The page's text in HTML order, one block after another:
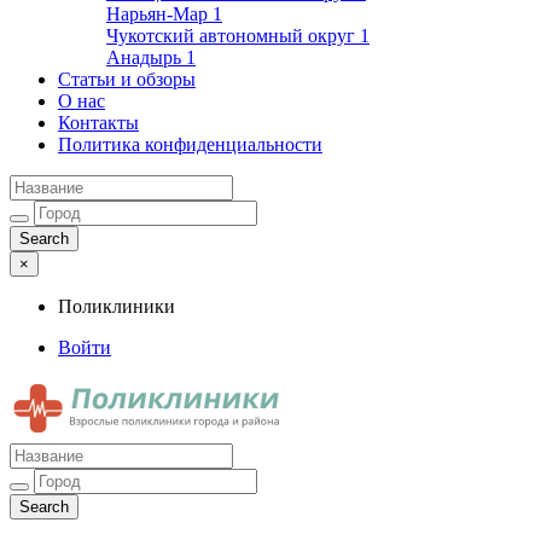
Нарьян-Мар 1
Чукотский автономный округ 1
Анадырь 1
Статьи и обзоры
О нас
Контакты
Политика конфиденциальности
×
Поликлиники
Войти
Поликлиники
Взрослые поликлиники города и района